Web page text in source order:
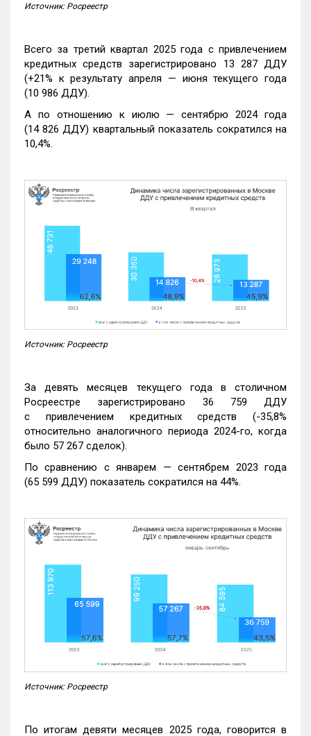
Источник: Росреестр
Всего за третий квартал 2025 года с привлечением
кредитных средств зарегистрировано 13 287 ДДУ
(+21% к результату апреля — июня текущего года
(10 986 ДДУ).
А по отношению к июлю — сентябрю 2024 года
(14 826 ДДУ) квартальный показатель сократился на
10,4%.
Источник: Росреестр
За девять месяцев текущего года в столичном
Росреестре зарегистрировано 36 759 ДДУ
с привлечением кредитных средств (-35,8%
относительно аналогичного периода 2024-го, когда
было 57 267 сделок).
По сравнению с январем — сентябрем 2023 года
(65 599 ДДУ) показатель сократился на 44%.
Источник: Росреестр
По итогам девяти месяцев 2025 года, говорится в